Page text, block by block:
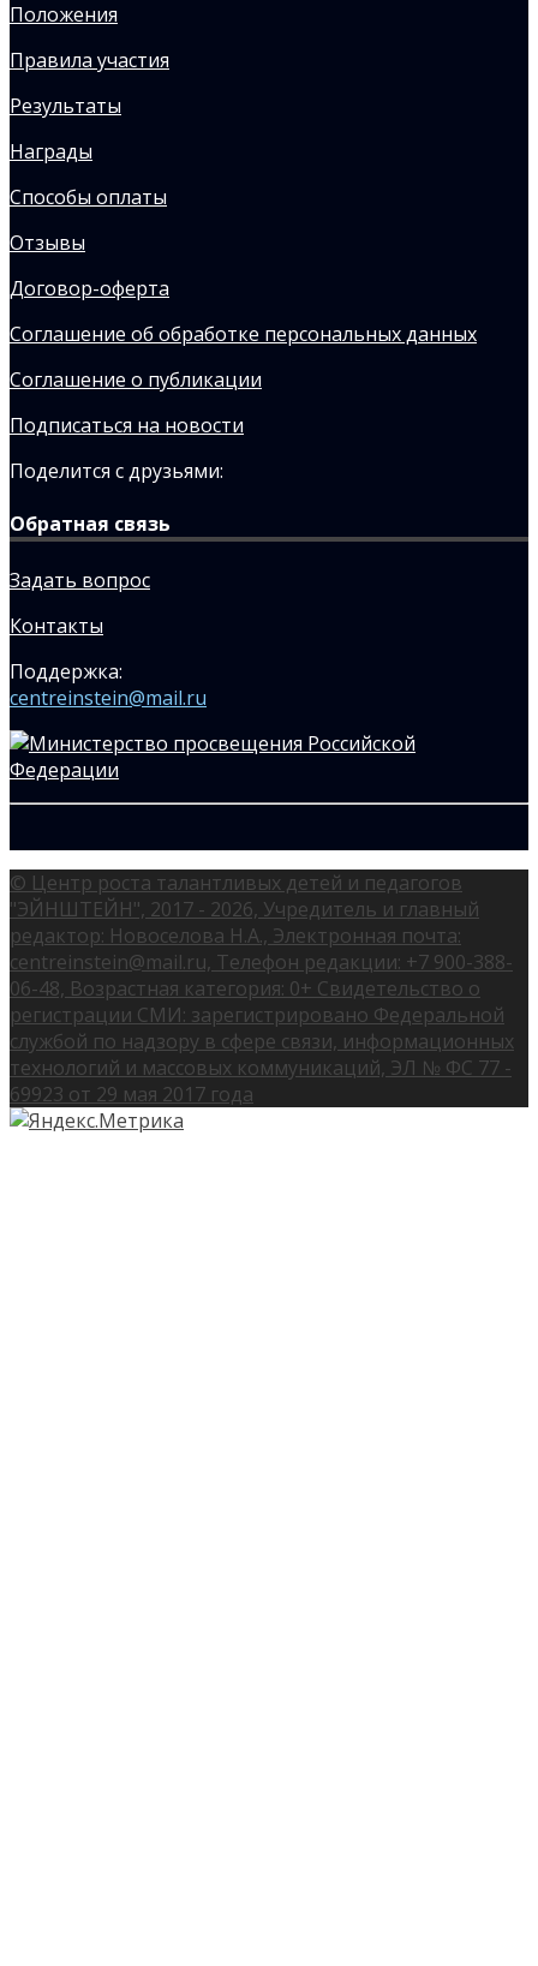
Положения
Правила участия
Результаты
Награды
Способы оплаты
Отзывы
Договор-оферта
Соглашение об обработке персональных данных
Соглашение о публикации
Подписаться на новости
Поделится с друзьями:
Обратная связь
Задать вопрос
Контакты
Поддержка:
centreinstein@mail.ru
© Центр роста талантливых детей и педагогов
"ЭЙНШТЕЙН", 2017 - 2026, Учредитель и главный
редактор: Новоселова Н.А., Электронная почта:
centreinstein@mail.ru, Телефон редакции: +7 900-388-
06-48, Возрастная категория: 0+ Свидетельство о
регистрации СМИ: зарегистрировано Федеральной
службой по надзору в сфере связи, информационных
технологий и массовых коммуникаций, ЭЛ № ФС 77 -
69923 от 29 мая 2017 года